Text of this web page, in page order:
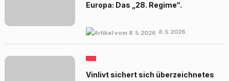
Europa: Das „28. Regime“.
8.5.2026
Vinlivt sichert sich überzeichnetes